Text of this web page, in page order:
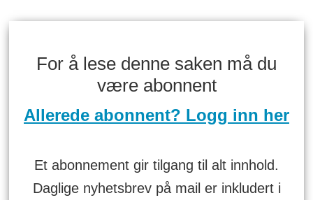
For å lese denne saken må du
være abonnent
Allerede abonnent? Logg inn her
Et abonnement gir tilgang til alt innhold.
Daglige nyhetsbrev på mail er inkludert i